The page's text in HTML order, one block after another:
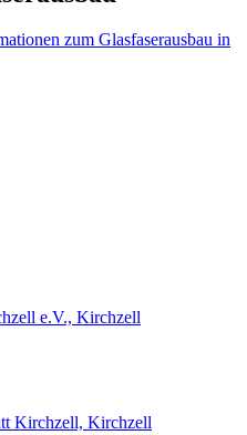
zum Glasfaserausbau in
e.V., Kirchzell
Kirchzell, Kirchzell